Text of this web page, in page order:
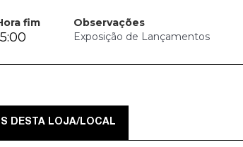
fim Observações
Exposição de Lançamentos
DESTA LOJA/LOCAL